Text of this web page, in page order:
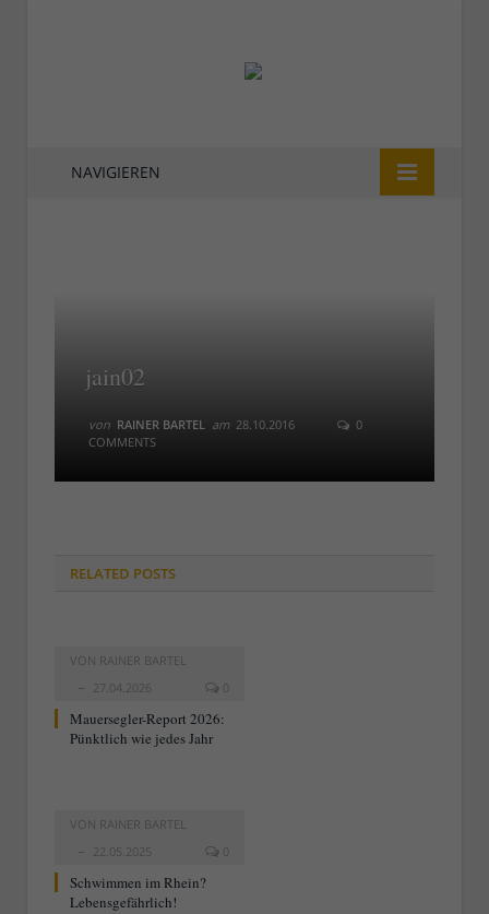
NAVIGIEREN
jain02
von RAINER BARTEL am 28.10.2016
0
COMMENTS
RELATED POSTS
VON RAINER BARTEL
27.04.2026
0
Mauersegler-Report 2026:
Pünktlich wie jedes Jahr
VON RAINER BARTEL
22.05.2025
0
Schwimmen im Rhein?
Lebensgefährlich!